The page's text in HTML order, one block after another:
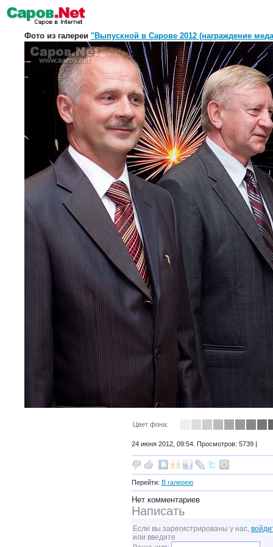
Фото из галереи "Выпускной в Сарове 2012 (награждение
Цвет фона:
24 июня 2012, 09:54. Просмотров: 5739 |
Перейти: В галерею
Нет комментариев
Написать
Если вы зарегистрированы у нас,
или введите